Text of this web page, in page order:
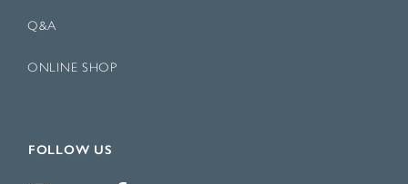
Q&A
ONLINE SHOP
FOLLOW US